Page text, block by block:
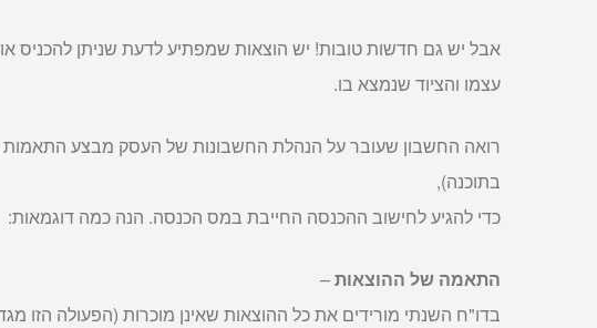
אבל יש גם חדשות טובות! יש הוצאות שמפתיע לדעת שניתן להכניס
עצמו והציוד שנמצא בו.
רואה החשבון שעובר על הנהלת החשבונות של העסק מבצע התאמות
בתוכנה),
כדי להגיע לחישוב ההכנסה החייבת במס הכנסה. הנה כמה דוגמאות:
התאמה של ההוצאות–
בדו"ח השנתי מורידים את כל ההוצאות שאינן מוכרות (הפעולה